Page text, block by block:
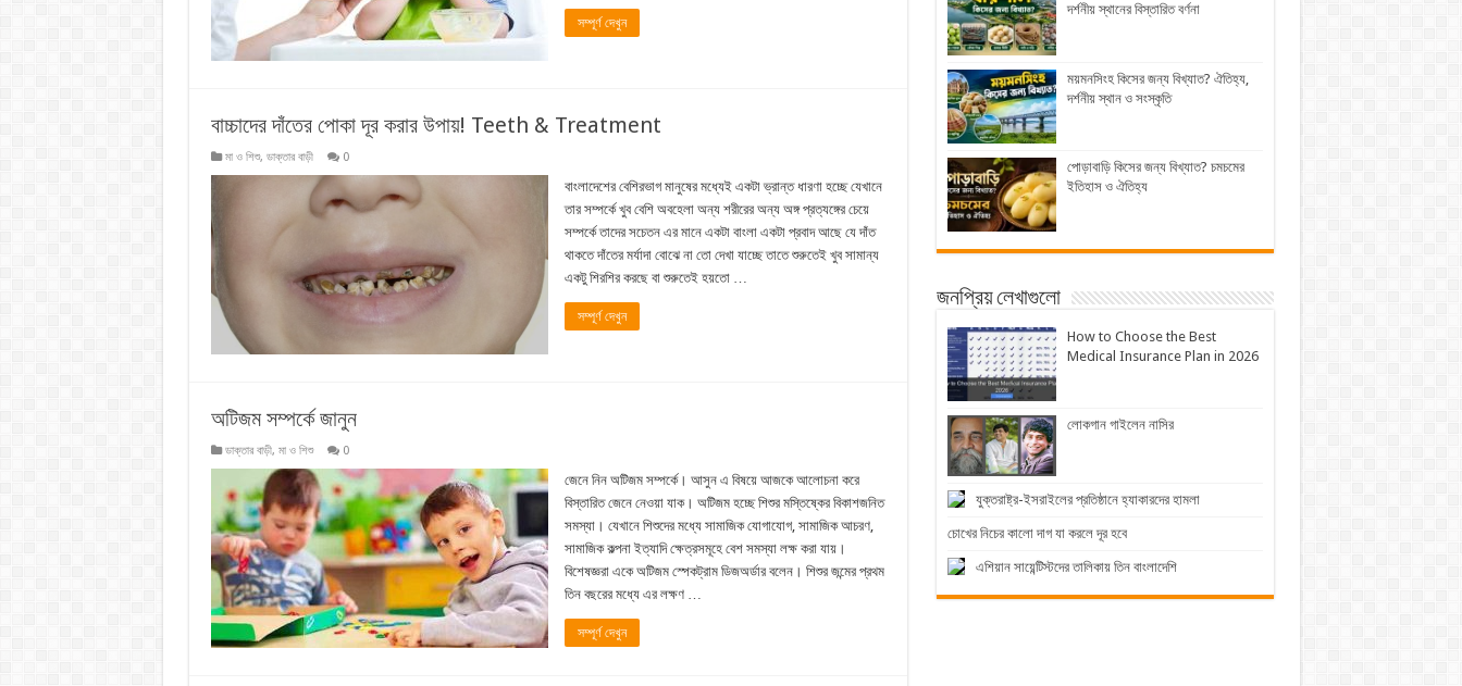
সম্পূর্ণ দেখুন
বাচ্চাদের দাঁতের পোকা দূর করার উপায়! Teeth & Treatment
মা ও শিশু, ডাক্তার বাড়ী 0
বাংলাদেশের বেশিরভাগ মানুষের মধ্যেই একটা ভ্রান্ত ধারণা হচ্ছে যেখানে
তার সম্পর্কে খুব বেশি অবহেলা অন্য শরীরের অন্য অঙ্গ প্রত্যঙ্গের চেয়ে
সম্পর্কে তাদের সচেতন এর মানে একটা বাংলা একটা প্রবাদ আছে যে দাঁত
থাকতে দাঁতের মর্যাদা বোঝে না তো দেখা যাচ্ছে তাতে শুরুতেই খুব সামান্য
একটু শিরশির করছে বা শুরুতেই হয়তো …
সম্পূর্ণ দেখুন
অটিজম সম্পর্কে জানুন
ডাক্তার বাড়ী, মা ও শিশু 0
জেনে নিন অটিজম সম্পর্কে। আসুন এ বিষয়ে আজকে আলোচনা করে
বিস্তারিত জেনে নেওয়া যাক। অটিজম হচ্ছে শিশুর মস্তিষ্কের বিকাশজনিত
সমস্যা। যেখানে শিশুদের মধ্যে সামাজিক যোগাযোগ, সামাজিক আচরণ,
সামাজিক কল্পনা ইত্যাদি ক্ষেত্রসমূহে বেশ সমস্যা লক্ষ করা যায়।
বিশেষজ্ঞরা একে অটিজম স্পেকট্রাম ডিজঅর্ডার বলেন। শিশুর জন্মের প্রথম
তিন বছরের মধ্যে এর লক্ষণ …
সম্পূর্ণ দেখুন
দর্শনীয় স্থানের বিস্তারিত বর্ণনা
ময়মনসিংহ কিসের জন্য বিখ্যাত? ঐতিহ্য,
দর্শনীয় স্থান ও সংস্কৃতি
পোড়াবাড়ি কিসের জন্য বিখ্যাত? চমচমের
ইতিহাস ও ঐতিহ্য
জনপ্রিয় লেখাগুলো
How to Choose the Best
Medical Insurance Plan in 2026
লোকগান গাইলেন নাসির
যুক্তরাষ্ট্র-ইসরাইলের প্রতিষ্ঠানে হ্যাকারদের হামলা
চোখের নিচের কালো দাগ যা করলে দূর হবে
এশিয়ান সায়েন্টিস্টদের তালিকায় তিন বাংলাদেশি